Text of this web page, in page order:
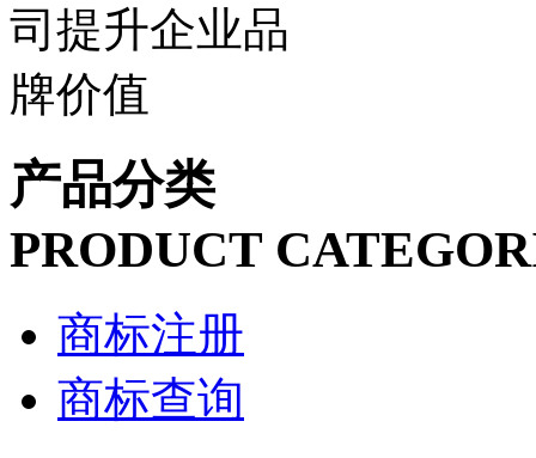
产品分类
PRODUCT
商标注册
商标查询